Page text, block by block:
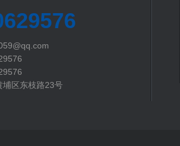
埔区东枝路23号